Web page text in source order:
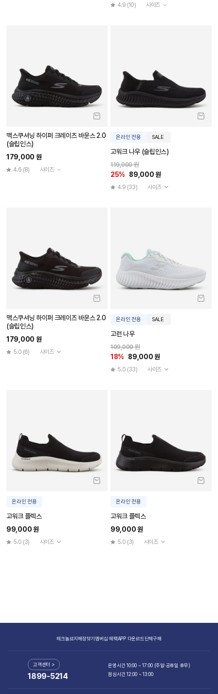
4.9 (10) 사이즈
맥스쿠셔닝 하이퍼 크레이즈 바운스 2.0
(슬립인스)
179,000 원
4.6 (8) 사이즈
온라인 전용 SALE
고워크 나우 (슬립인스)
119,000 원
25% 89,000 원
4.9 (33) 사이즈
맥스쿠셔닝 하이퍼 크레이즈 바운스 2.0
(슬립인스)
179,000 원
5.0 (6) 사이즈
온라인 전용 SALE
고런 나우
109,000 원
18% 89,000 원
5.0 (33) 사이즈
온라인 전용
고워크 플렉스
99,000 원
5.0 (3) 사이즈
온라인 전용
고워크 플렉스
99,000 원
5.0 (3) 사이즈
테크놀로지매장찾기멤버십 혜택APP 다운로드단체구매
고객센터 >
1899-5214
운영시간 10:00 ~ 17:00 (주말·공휴일 휴무)
점심시간 12:00 ~ 13:00